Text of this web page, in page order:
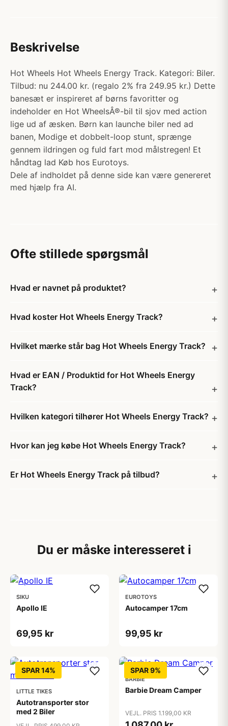
Beskrivelse
Hot Wheels Hot Wheels Energy Track. Kategori: Biler.
Tilbud: nu 244.00 kr. (regalo 2% fra 249.95 kr.) Dette
banesæt er inspireret af børns favoritter og
indeholder en Hot WheelsÂ®-bil til sjov med action
lige ud af æsken. Børn kan launche biler ned ad
banen, Modige et dobbelt-loop stunt, sprænge
gennem ildringen og fuld fart mod målstregen! Et
håndtag lad Køb hos Eurotoys.
Dele af indholdet på denne side kan være genereret
med hjælp fra AI.
Ofte stillede spørgsmål
Hvad er navnet på produktet?
Hvad koster Hot Wheels Energy Track?
Hvilket mærke står bag Hot Wheels Energy Track?
Hvad er EAN / Produktid for Hot Wheels Energy
Track?
Hvilken kategori tilhører Hot Wheels Energy Track?
Hvor kan jeg købe Hot Wheels Energy Track?
Er Hot Wheels Energy Track på tilbud?
Du er måske interesseret i
SIKU
Apollo IE
69,95 kr
EUROTOYS
Autocamper 17cm
99,95 kr
SPAR 14%
LITTLE TIKES
Autotransporter stor
med 2 Biler
SPAR 9%
BARBIE
Barbie Dream Camper
VEJL. PRIS 1.199,00 KR